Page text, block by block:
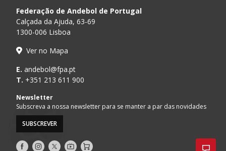
Federação de Andebol de Portugal
Calçada da Ajuda, 63-69
1300-006 Lisboa
Ver no Mapa
E. andebol@fpa.pt
T. +351 213 611 900
Newsletter
Subscreva a nossa newsletter para se manter a par das novidades
SUBSCREVER
Siga- Siga- Siga- AndebolTV
Loja